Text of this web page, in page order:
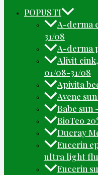
POPUSTI
A-derma
31/08
A-derma
Alivit
01/08-31/08
Apivita
Avene
Babe sun
BioTeo
Ducray
Eucerin
ultra light
Eucerin